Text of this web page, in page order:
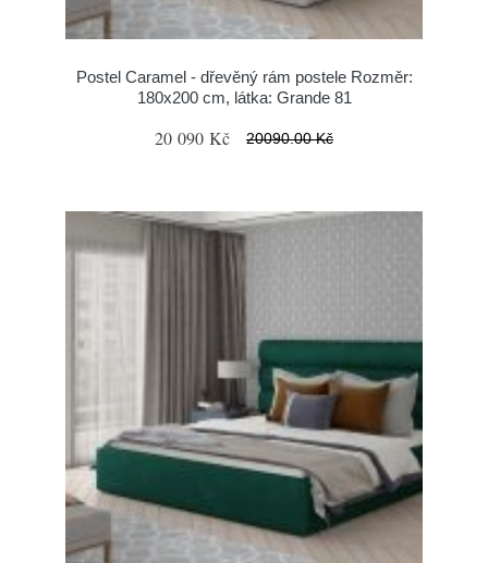
Postel Caramel - dřevěný rám postele Rozměr:
180x200 cm, látka: Grande 81
20 090 Kč 20090.00 Kč